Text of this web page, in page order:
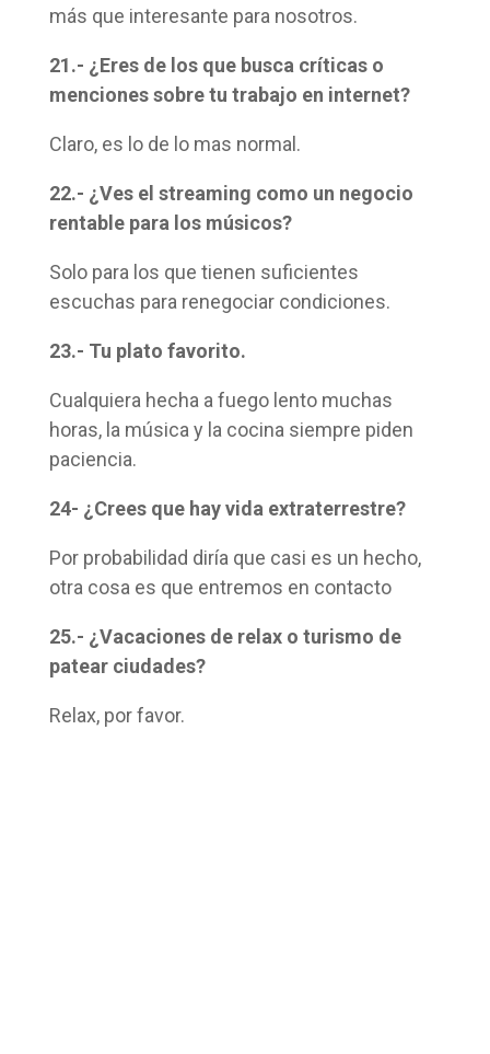
más que interesante para nosotros.
21.- ¿Eres de los que busca críticas o
menciones sobre tu trabajo en internet?
Claro, es lo de lo mas normal.
22.- ¿Ves el streaming como un negocio
rentable para los músicos?
Solo para los que tienen suficientes
escuchas para renegociar condiciones.
23.- Tu plato favorito.
Cualquiera hecha a fuego lento muchas
horas, la música y la cocina siempre piden
paciencia.
24- ¿Crees que hay vida extraterrestre?
Por probabilidad diría que casi es un hecho,
otra cosa es que entremos en contacto
25.- ¿Vacaciones de relax o turismo de
patear ciudades?
Relax, por favor.